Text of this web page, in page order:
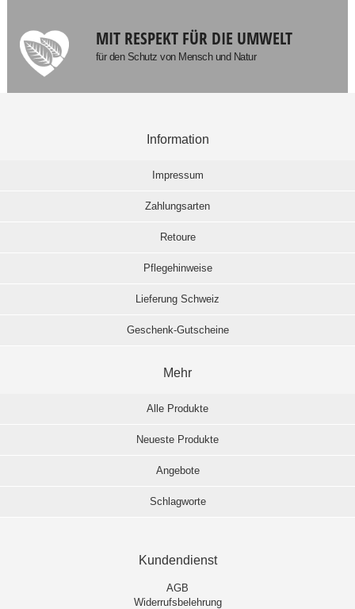
MIT RESPEKT FÜR DIE UMWELT
für den Schutz von Mensch und Natur
Information
Impressum
Zahlungsarten
Retoure
Pflegehinweise
Lieferung Schweiz
Geschenk-Gutscheine
Mehr
Alle Produkte
Neueste Produkte
Angebote
Schlagworte
Kundendienst
AGB
Widerrufsbelehrung